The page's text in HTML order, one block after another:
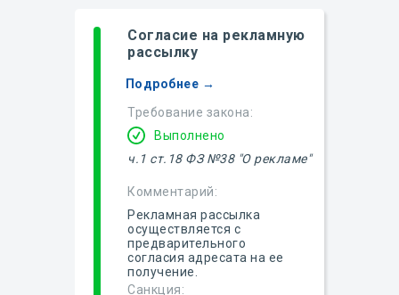
Согласие на рекламную
рассылку
Требование закона:
Комментарий:
Санкция:
Выполнено
Рекламная рассылка
осуществляется с
предварительного
согласия адресата на ее
получение.
ч.1 ст.18 ФЗ №38 "О рекламе"
Подробнее →